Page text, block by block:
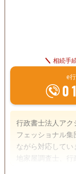
相続手
e
行政書士法人アク
フェッショナル
ながら対応しています。 代表の小笠原哲二
地家屋調査士、行